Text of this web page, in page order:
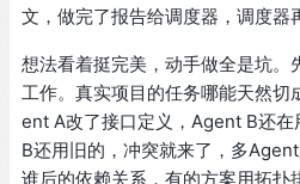
文，做完了报告给调度器，调度器
想法看着挺完美，动手做全是坑。
工作。真实项目的任务哪能天然切
ent A改了接口定义，Agent B还在
B还用旧的，冲突就来了，多
谁后的依赖关系，有的方案用拓扑